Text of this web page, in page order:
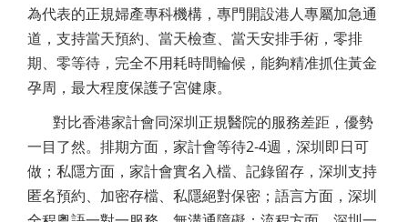
為代表的正規婦產專科機構，專門開設港人專屬加急通
道，支持當天預約、當天檢查、當天安排手術，零排
期、零等待，完全不用耗時間輪候，能夠精准抓住黃金
孕周，最大程度保護子宮健康。
對比香港家計會同深圳正規醫院的服務差距，優勢
一目了然。排期方面，家計會等待2-4週，深圳即日可
做；私隱方面，家計會實名入檔、記錄留存，深圳支持
匿名預約、加密存檔、私隱絕對保密；語言方面，深圳